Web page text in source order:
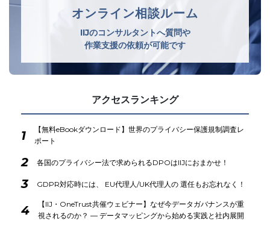
オンライン相談ルーム
IIJのコンサルタントへ質問や
作業支援の依頼が可能です
アクセスランキング
1
【無料eBookダウンロード】世界のプライバシー保護規制調査レ
ポート
2 各国のプライバシー法で求められるDPOはIIJにおまかせ！
3 GDPR対応時には、 EU代理人/UK代理人の 選任もお忘れなく！
4
【IIJ・OneTrust共催ウェビナー】なぜ今データガバナンスが重
視されるのか？ ― データマッピングから始める実践と社内展開